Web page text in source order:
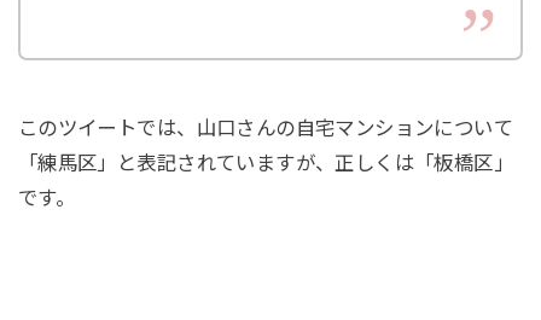
このツイートでは、山口さんの自宅マンションについて
「練馬区」と表記されていますが、正しくは「板橋区」
です。